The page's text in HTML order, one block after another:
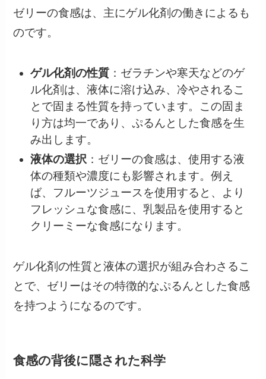
ゼリーの食感は、主にゲル化剤の働きによるも
のです。
ゲル化剤の性質：ゼラチンや寒天などのゲ
ル化剤は、液体に溶け込み、冷やされるこ
とで固まる性質を持っています。この固ま
り方は均一であり、ぷるんとした食感を生
み出します。
液体の選択 ：ゼリーの食感は、使用する液
体の種類や濃度にも影響されます。例え
ば、フルーツジュースを使用すると、より
フレッシュな食感に、乳製品を使用すると
クリーミーな食感になります。
ゲル化剤の性質と液体の選択が組み合わさるこ
とで、ゼリーはその特徴的なぷるんとした食感
を持つようになるのです。
食感の背後に隠された科学